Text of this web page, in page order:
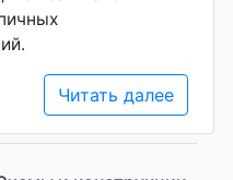
Читать далее